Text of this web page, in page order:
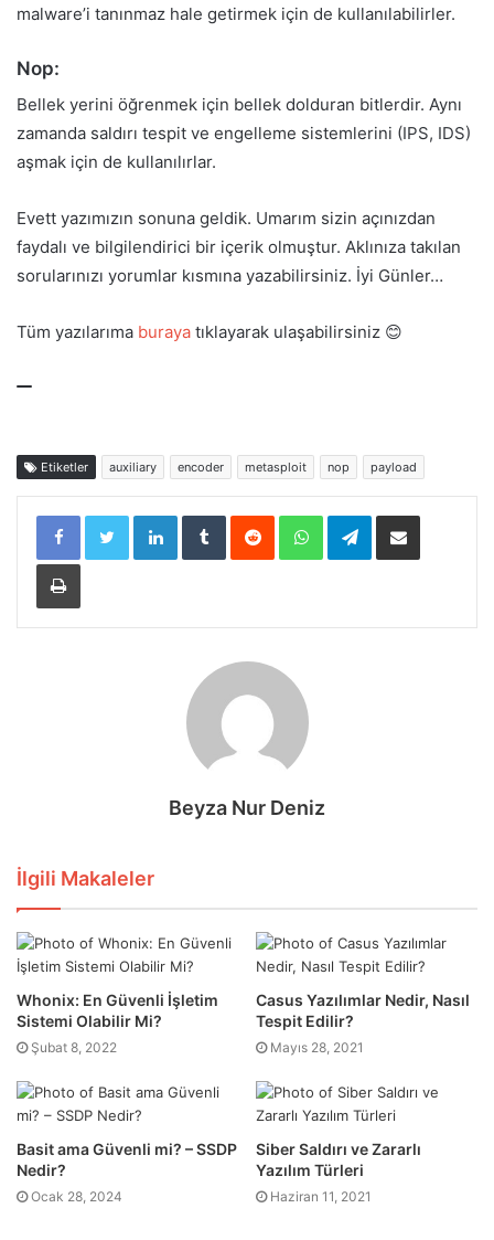
malware’i tanınmaz hale getirmek için de kullanılabilirler.
Nop:
Bellek yerini öğrenmek için bellek dolduran bitlerdir. Aynı
zamanda saldırı tespit ve engelleme sistemlerini (IPS, IDS)
aşmak için de kullanılırlar.
Evett yazımızın sonuna geldik. Umarım sizin açınızdan
faydalı ve bilgilendirici bir içerik olmuştur. Aklınıza takılan
sorularınızı yorumlar kısmına yazabilirsiniz. İyi Günler…
Tüm yazılarıma buraya tıklayarak ulaşabilirsiniz 😊
Etiketler auxiliary encoder metasploit nop payload
LinkedInTumblrReddit WhatsAppTelegramE-Posta ile paylaş
Yazdır
Beyza Nur Deniz
İlgili Makaleler
Whonix: En Güvenli İşletim
Sistemi Olabilir Mi?
Şubat 8, 2022
Casus Yazılımlar Nedir, Nasıl
Tespit Edilir?
Mayıs 28, 2021
Basit ama Güvenli mi? – SSDP
Nedir?
Ocak 28, 2024
Siber Saldırı ve Zararlı
Yazılım Türleri
Haziran 11, 2021